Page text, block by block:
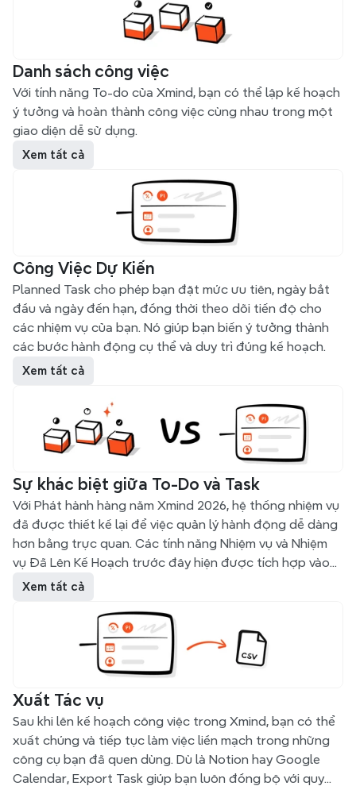
Danh sách công việc
Với tính năng To-do của Xmind, bạn có thể lập kế hoạch
ý tưởng và hoàn thành công việc cùng nhau trong một
giao diện dễ sử dụng.
Xem tất cả
Công Việc Dự Kiến
Planned Task cho phép bạn đặt mức ưu tiên, ngày bắt
đầu và ngày đến hạn, đồng thời theo dõi tiến độ cho
các nhiệm vụ của bạn. Nó giúp bạn biến ý tưởng thành
các bước hành động cụ thể và duy trì đúng kế hoạch.
Xem tất cả
Sự khác biệt giữa To-Do và Task
Với Phát hành hàng năm Xmind 2026, hệ thống nhiệm vụ
đã được thiết kế lại để việc quản lý hành động dễ dàng
hơn bằng trực quan. Các tính năng Nhiệm vụ và Nhiệm
vụ Đã Lên Kế Hoạch trước đây hiện được tích hợp vào
hai hệ thống rõ ràng: To-Do và Task.
Sự thay đổi này không loại bỏ hoặc hạ cấp bất kỳ tính
Nó được thiết kế để làm rõ cách các loại công việc khác
nhau — từ ghi chú nhanh đến các dự án hoàn chỉnh — có
thể được tổ chức tốt hơn trong Xmind.
Xem tất cả
Xuất Tác vụ
Sau khi lên kế hoạch công việc trong Xmind, bạn có thể
xuất chúng và tiếp tục làm việc liền mạch trong những
công cụ bạn đã quen dùng. Dù là Notion hay Google
Calendar, Export Task giúp bạn luôn đồng bộ với quy